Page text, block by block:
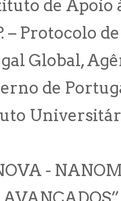
de Apoio
– Protocolo
Global,
de
-